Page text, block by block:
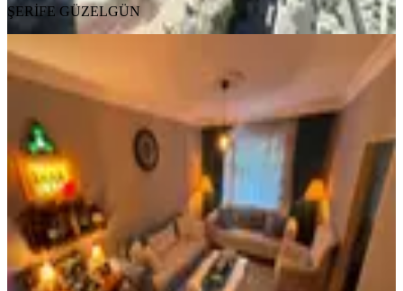
ŞERİFE GÜZELGÜN
Arakat Konumunda Yüksek Giriş
2+1 Balkonlu Isı Yalıtımlı Bakımlı
Kombi
Çankaya, Harbiye Mahallesi
Yüksek giriş 04.07.2026
4.290.000 ₺